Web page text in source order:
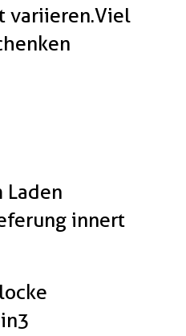
variieren.Viel
Laden
innert